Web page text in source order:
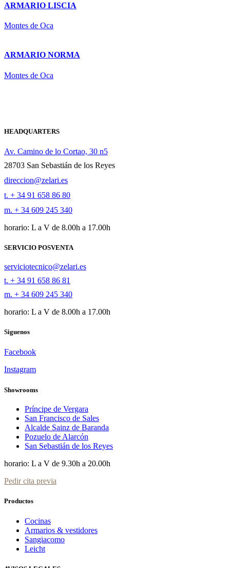
ARMARIO LISCIA
Montes de Oca
ARMARIO NORMA
Montes de Oca
HEADQUARTERS
Av. Camino de lo Cortao, 30 n5
28703 San Sebastián de los Reyes
direccion@zelari.es
t. + 34 91 658 86 80
m. + 34 609 245 340
horario: L a V de 8.00h a 17.00h
SERVICIO POSVENTA
serviciotecnico@zelari.es
t. + 34 91 658 86 81
m. + 34 609 245 340
horario: L a V de 8.00h a 17.00h
Siguenos
Facebook
Instagram
Showrooms
Príncipe de Vergara
San Francisco de Sales
Alcalde Sainz de Baranda
Pozuelo de Alarcón
San Sebastián de los Reyes
horario: L a V de 9.30h a 20.00h
Pedir cita previa
Productos
Cocinas
Armarios & vestidores
Sangiacomo
Leicht